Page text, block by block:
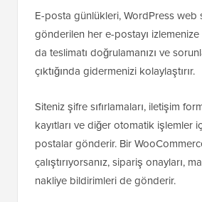
E-posta günlükleri, WordPress web
gönderilen her e-postayı izlemenize
da teslimatı doğrulamanızı ve
çıktığında gidermenizi kolaylaştırır.
Siteniz şifre sıfırlamaları, iletişim
kayıtları ve diğer otomatik işlemler
postalar gönderir. Bir
çalıştırıyorsanız, sipariş onayları,
nakliye bildirimleri de gönderir.